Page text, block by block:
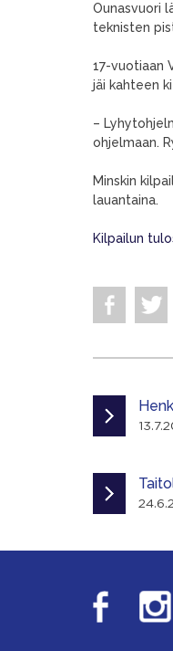
Ounasvuori
teknisten
17-vuotiaan
jäi kahteen
–
ohjelmaan.
Minskin
lauantaina.
Kilpailun